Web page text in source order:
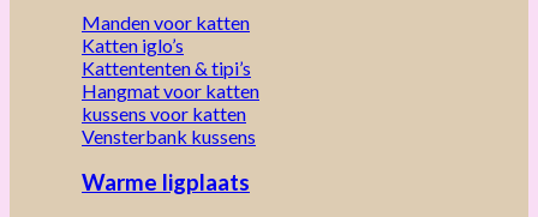
Manden voor katten
Katten iglo’s
Kattententen & tipi’s
Hangmat voor katten
kussens voor katten
Vensterbank kussens
Warme ligplaats